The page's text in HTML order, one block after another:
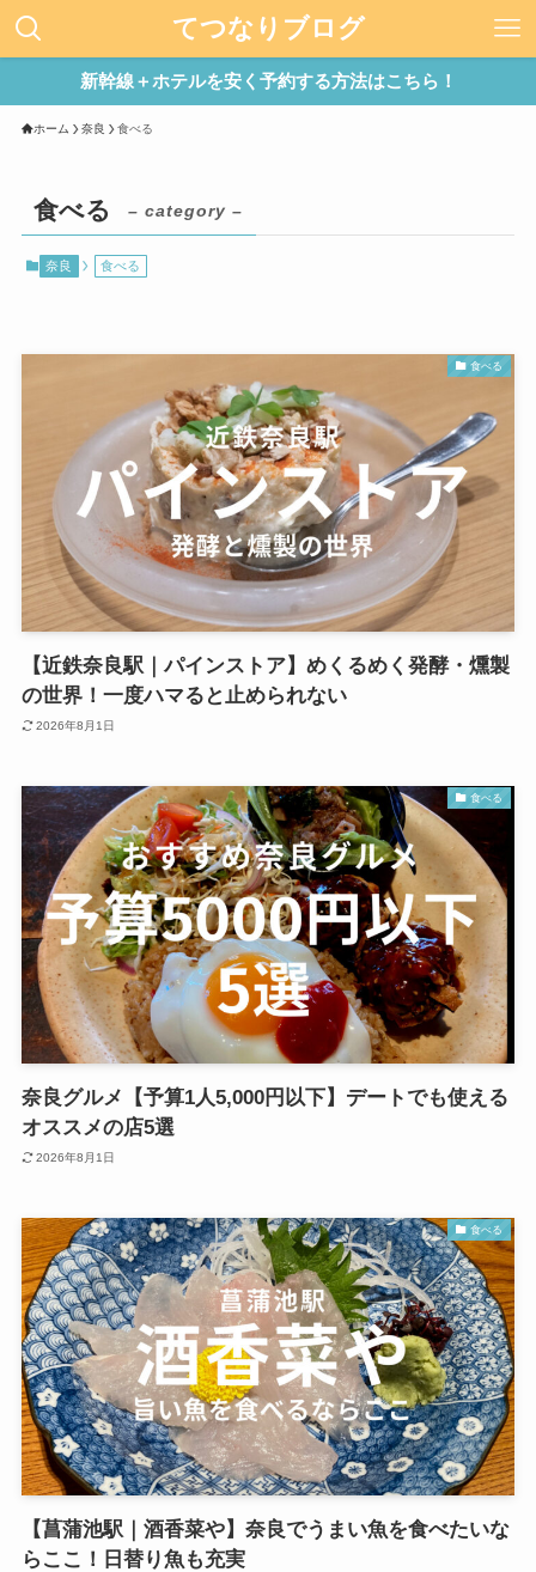
てつなりブログ
新幹線＋ホテルを安く予約する方法はこちら！
ホーム 奈良 食べる
食べる – category –
奈良 食べる
食べる
【近鉄奈良駅｜パインストア】めくるめく発酵・燻製
の世界！一度ハマると止められない
2026年8月1日
食べる
奈良グルメ【予算1人5,000円以下】デートでも使える
オススメの店5選
2026年8月1日
食べる
【菖蒲池駅｜酒香菜や】奈良でうまい魚を食べたいな
らここ！日替り魚も充実